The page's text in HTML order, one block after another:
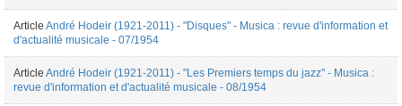
Article André Hodeir (1921-2011) - "Disques" - Musica : revue d'information et
d'actualité musicale - 07/1954
Article André Hodeir (1921-2011) - "Les Premiers temps du jazz" - Musica :
revue d'information et d'actualité musicale - 08/1954